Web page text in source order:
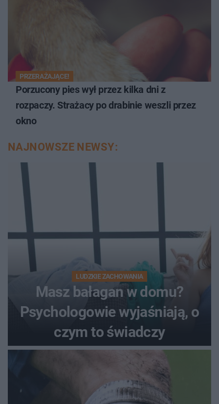
PRZERAŻAJĄCE!
Porzucony pies wył przez kilka dni z
rozpaczy. Strażacy po drabinie weszli przez
okno
NAJNOWSZE NEWSY:
LUDZKIE ZACHOWANIA
Masz bałagan w domu?
Psychologowie wyjaśniają, o
czym to świadczy